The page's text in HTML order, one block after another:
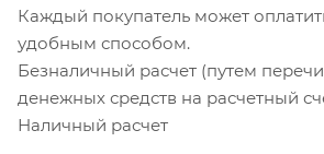
Каждый покупатель может
удобным способом.
Безналичный расчет (путем
денежных средств на расчетный
Наличный расчет